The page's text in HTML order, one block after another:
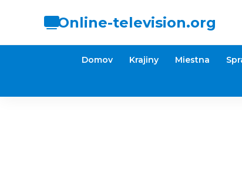
Online-television.org
Domov Krajiny Miestna